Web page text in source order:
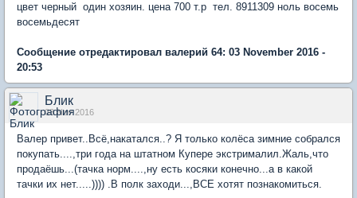
цвет черный один хозяин. цена 700 т.р тел. 8911309 ноль восемь
восемьдесят
Сообщение отредактировал валерий 64: 03 November 2016 -
20:53
Блик
03 Nov 2016
Валер привет..Всё,накатался..? Я только колёса зимние собрался
покупать....,три года на штатном Купере экстрималил.Жаль,что
продаёшь...(тачка норм....,ну есть косяки конечно...а в какой
тачки их нет.....)))) .В полк заходи...,ВСЕ хотят познакомиться.